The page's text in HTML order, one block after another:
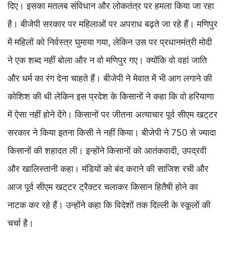
दिए। इसका मतलब संविधान और लोकतंत्र पर हमला किया जा रहा
है। बीजेपी सरकार पर महिलाओं पर अपराध बढ़ते जा रहे हैं। मणिपुर
में महिलों को निर्वस्त्र घुमाया गया, लेकिन उस पर प्रधानमंत्री मोदी
ने एक शब्द नहीं बोला और न वो मणिपुर गए। क्योंकि वो वहां जाति
और धर्म का रंग देना चाहते हैं। बीजेपी ने मेवात में भी आग लगाने की
कोशिश की थी लेकिन इस प्रदेश के किसानों ने कहा कि वो हरियाणा
में ऐसा नहीं होने देंगे। किसानों पर जीतना अत्याचार पूर्व सीएम खट्‌टर
सरकार ने किया इतना किसी ने नहीं किया। बीजेपी ने 750 से ज्यादा
किसानों की शहादत ली। इन्होंने किसानों को आतंकवादी, उपद्रवी
और खालिस्तानी कहा। मंडियों को बंद कराने की साजिश रची और
आज पूर्व सीएम खट्‌टर ट्रैक्टर चलाकर किसान हितैषी होने का
नाटक कर रहे हैं। उन्होंने कहा कि विदेशों तक दिल्ली के स्कूलों की
चर्चा है।